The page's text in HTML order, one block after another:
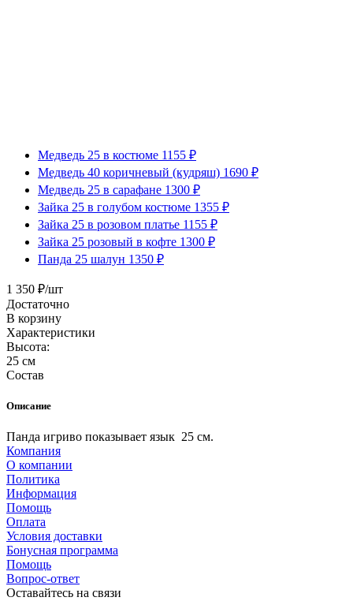
Медведь 25 в костюме 1155 ₽
Медведь 40 коричневый (кудряш) 1690 ₽
Медведь 25 в сарафане 1300 ₽
Зайка 25 в голубом костюме 1355 ₽
Зайка 25 в розовом платье 1155 ₽
Зайка 25 розовый в кофте 1300 ₽
Панда 25 шалун 1350 ₽
1 350 ₽/шт
Достаточно
В корзину
Характеристики
Высота:
25 см
Состав
Описание
Панда игриво показывает язык 25 см.
Компания
О компании
Политика
Информация
Помощь
Оплата
Условия доставки
Бонусная программа
Помощь
Вопрос-ответ
Оставайтесь на связи